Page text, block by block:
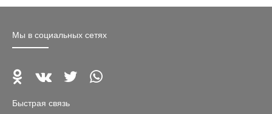
Мы в социальных сетях
Быстрая связь